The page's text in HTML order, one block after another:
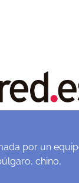
por un
chino,